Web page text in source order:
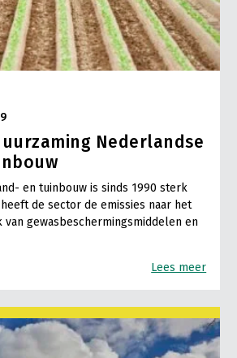
Nederlandse
en tuinbouw is sinds 1990 sterk
de sector de emissies naar het
gewasbeschermingsmiddelen en
Lees meer